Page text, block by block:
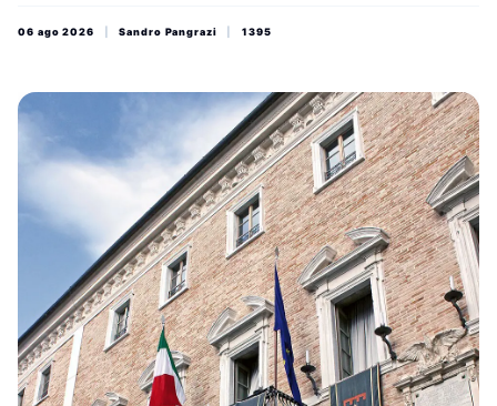
servizio sul campo. La sicurezza di Osimo e dei cittadini verso il
collasso nel silenzio colpevole della Glorio
06 ago 2026 Sandro Pangrazi 1395